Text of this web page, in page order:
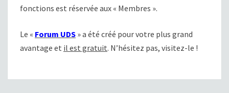
fonctions est réservée aux « Membres ».
Le « Forum UDS » a été créé pour votre plus grand
avantage et il est gratuit. N’hésitez pas, visitez-le !